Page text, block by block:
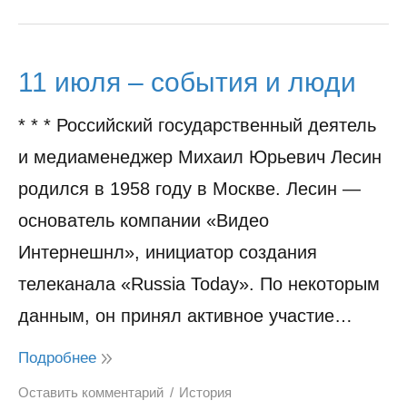
11 июля – события и люди
* * * Российский государственный деятель
и медиаменеджер Михаил Юрьевич Лесин
родился в 1958 году в Москве. Лесин —
основатель компании «Видео
Интернешнл», инициатор создания
телеканала «Russia Today». По некоторым
данным, он принял активное участие…
Подробнее
Оставить комментарий
История